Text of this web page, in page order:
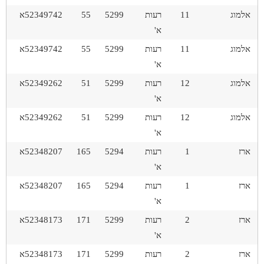
אלמוג
11
רעות
א'
5299
55 52349742א
אלמוג 11
רעות
א'
5299
55 52349742א
אלמוג 12
רעות
א'
5299
51 52349262א
אלמוג 12
רעות
א'
5299
51 52349262א
ארז 1
רעות
א'
5294
165 52348207א
ארז 1
רעות
א'
5294
165 52348207א
ארז 2
רעות
א'
5299
171 52348173א
ארז 2
רעות
5299
171 52348173א